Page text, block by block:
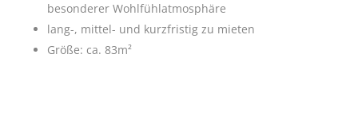
besonderer Wohlfühlatmosphäre
lang-, mittel- und kurzfristig zu mieten
Größe: ca. 83m²